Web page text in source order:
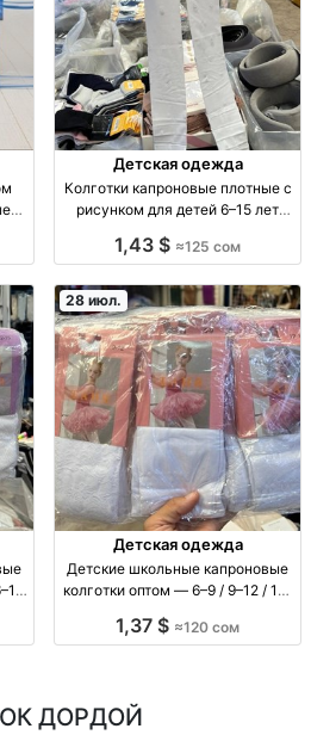
Детская одежда
Колготки капроновые плотные с
рисунком для детей 6–15 лет
колготки плотно/плотн, с
лет; упак. 6 шт
1,43 $ ≈125 сом
28 июл.
Детская одежда
Детские школьные капроновые
колготки оптом — 6–9 / 9–12 / 12–
школьные, капрон, опт; размеры:
1,37 $ ≈120 сом
ДОРДОЙ